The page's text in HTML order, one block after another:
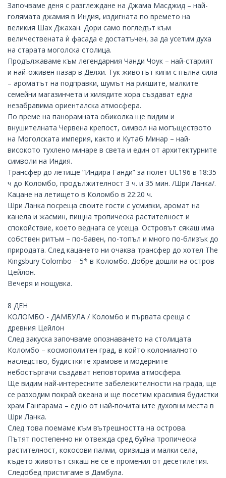
Започваме деня с разглеждане на Джама Масджид – най-
голямата джамия в Индия, издигната по времето на
великия Шах Джахан. Дори само погледът към
величествената ѝ фасада е достатъчен, за да усетим духа
на старата моголска столица.
Продължаваме към легендарния Чанди Чоук – най-старият
и най-оживен пазар в Делхи. Тук животът кипи с пълна сила
– ароматът на подправки, шумът на рикшите, малките
семейни магазинчета и хилядите хора създават една
незабравима ориенталска атмосфера.
По време на панорамната обиколка ще видим и
внушителната Червена крепост, символ на могъществото
на Моголската империя, както и Кутаб Минар – най-
високото тухлено минаре в света и един от архитектурните
символи на Индия.
Трансфер до летище “Индира Ганди” за полет UL196 в 18:35
ч до Коломбо, продължителност 3 ч. и 35 мин. /Шри Ланка/.
Кацане на летището в Коломбо в 22:20 ч.
Шри Ланка посреща своите гости с усмивки, аромат на
канела и жасмин, пищна тропическа растителност и
спокойствие, което веднага се усеща. Островът сякаш има
собствен ритъм – по-бавен, по-топъл и много по-близък до
природата. След кацането ни очаква трансфер до хотел The
Kingsbury Colombo – 5* в Коломбо. Добре дошли на остров
Цейлон.
Вечеря и нощувка.
8 ДЕН
КОЛОМБО - ДАМБУЛА / Коломбо и първата среща с
древния Цейлон
След закуска започваме опознаването на столицата
Коломбо – космополитен град, в който колониалното
наследство, будистките храмове и модерните
небостъргачи създават неповторима атмосфера.
Ще видим най-интересните забележителности на града, ще
се разходим покрай океана и ще посетим красивия будистки
храм Гангарама – едно от най-почитаните духовни места в
Шри Ланка.
След това поемаме към вътрешността на острова.
Пътят постепенно ни отвежда сред буйна тропическа
растителност, кокосови палми, оризища и малки села,
където животът сякаш не се е променил от десетилетия.
Следобед пристигаме в Дамбула.